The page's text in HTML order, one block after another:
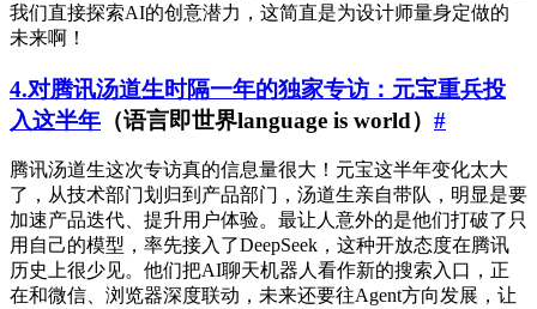
我们直接探索AI的创意潜力，这简直是为设计师量身定做的
未来啊！
4.对腾讯汤道生时隔一年的独家专访：元宝重兵投
入这半年 （语言即世界language is world） #
腾讯汤道生这次专访真的信息量很大！元宝这半年变化太大
了，从技术部门划归到产品部门，汤道生亲自带队，明显是要
加速产品迭代、提升用户体验。最让人意外的是他们打破了只
用自己的模型，率先接入了DeepSeek，这种开放态度在腾讯
历史上很少见。他们把AI聊天机器人看作新的搜索入口，正
在和微信、浏览器深度联动，未来还要往Agent方向发展，让